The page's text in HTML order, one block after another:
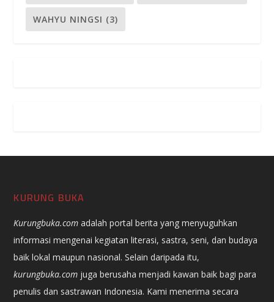
WAHYU NINGSI (3)
KURUNG BUKA
Kurungbuka.com adalah portal berita yang menyuguhkan
informasi mengenai kegiatan literasi, sastra, seni, dan budaya
baik lokal maupun nasional. Selain daripada itu,
kurungbuka.com juga berusaha menjadi kawan baik bagi para
penulis dan sastrawan Indonesia. Kami menerima secara